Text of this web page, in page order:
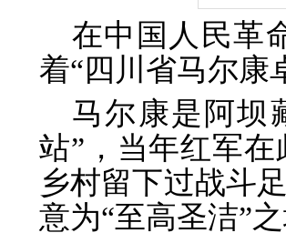
在中国人民革
着“四川省马尔康
马尔康是阿坝
站”，当年红军
乡村留下过战斗
意为“至高圣洁”